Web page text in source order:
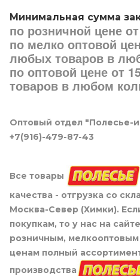
Минимальная сумма
по розничной цене
по мелко оптовой
любых товаров в
по оптовой цене от
товаров в любом
Оптовый отдел "Полесье-
+7(916)-479-87-43
Все товары
качества - отгрузка со
Москва-Север (Химки).
покупкам, то у нас на
розничным,
ценам полный
производства